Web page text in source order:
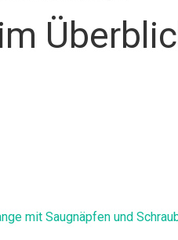
mit Saugnäpfen und